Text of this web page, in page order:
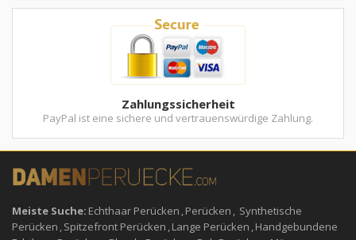
Zahlungssicherheit
PayPal ist eine sichere und vertrauenswürdige Zahlung.
Meiste Suche: Echthaar Perücken ,Perücken , Synthetische
Perücken ,Spitzefront Perücken ,Lange Perücken ,Handgebundene